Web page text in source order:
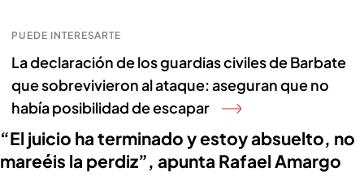
PUEDE INTERESARTE
La declaración de los guardias civiles de Barbate
que sobrevivieron al ataque: aseguran que no
había posibilidad de escapar
“El juicio ha terminado y estoy absuelto, no
mareéis la perdiz”, apunta Rafael Amargo